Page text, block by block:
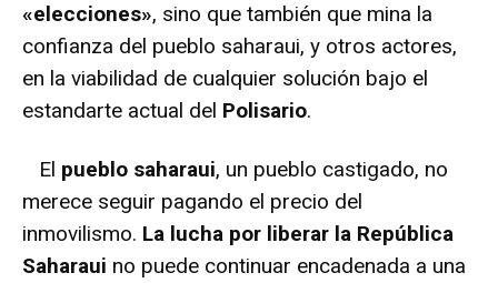
«elecciones», sino que también que mina la
confianza del pueblo saharaui, y otros actores,
en la viabilidad de cualquier solución bajo el
estandarte actual del Polisario.
El pueblo saharaui, un pueblo castigado, no
merece seguir pagando el precio del
inmovilismo. La lucha por liberar la República
Saharaui no puede continuar encadenada a una